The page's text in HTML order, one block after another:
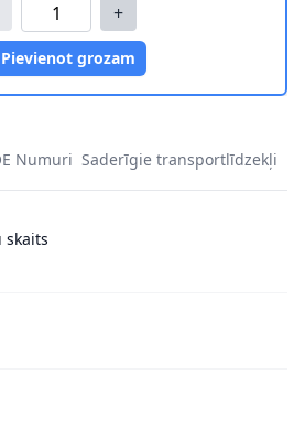
+
Pievienot grozam
Numuri Saderīgie transportlīdzekļi
skaits